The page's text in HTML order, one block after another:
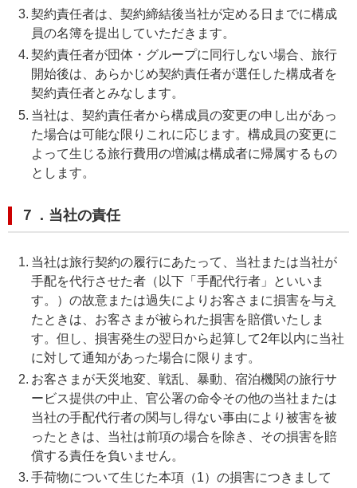
契約責任者は、契約締結後当社が定める日までに構成
員の名簿を提出していただきます。
契約責任者が団体・グループに同行しない場合、旅行
開始後は、あらかじめ契約責任者が選任した構成者を
契約責任者とみなします。
当社は、契約責任者から構成員の変更の申し出があっ
た場合は可能な限りこれに応じます。構成員の変更に
よって生じる旅行費用の増減は構成者に帰属するもの
とします。
７．当社の責任
当社は旅行契約の履行にあたって、当社または当社が
手配を代行させた者（以下「手配代行者」といいま
す。）の故意または過失によりお客さまに損害を与え
たときは、お客さまが被られた損害を賠償いたしま
す。但し、損害発生の翌日から起算して2年以内に当社
に対して通知があった場合に限ります。
お客さまが天災地変、戦乱、暴動、宿泊機関の旅行サ
ービス提供の中止、官公署の命令その他の当社または
当社の手配代行者の関与し得ない事由により被害を被
ったときは、当社は前項の場合を除き、その損害を賠
償する責任を負いません。
手荷物について生じた本項（1）の損害につきまして